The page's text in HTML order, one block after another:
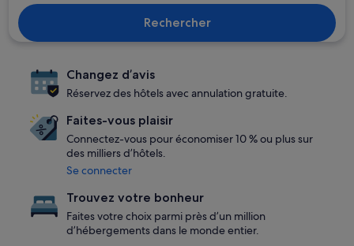
Rechercher
Changez d’avis
Réservez des hôtels avec annulation gratuite.
Faites-vous plaisir
Connectez-vous pour économiser 10 % ou plus sur
des milliers d’hôtels.
Se connecter
Trouvez votre bonheur
Faites votre choix parmi près d’un million
d’hébergements dans le monde entier.